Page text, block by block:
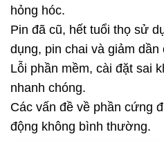
hỏng hóc.
Pin đã cũ, hết tuổi thọ sử
dụng, pin chai và giảm
Lỗi phần mềm, cài đặt sai
nhanh chóng.
Các vấn đề về phần cứng
động không bình thường.